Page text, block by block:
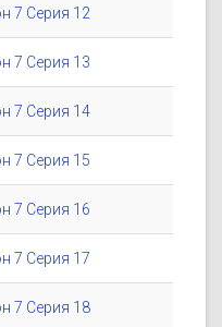
7 Серия 12
7 Серия 13
7 Серия 14
7 Серия 15
7 Серия 16
7 Серия 17
7 Серия 18